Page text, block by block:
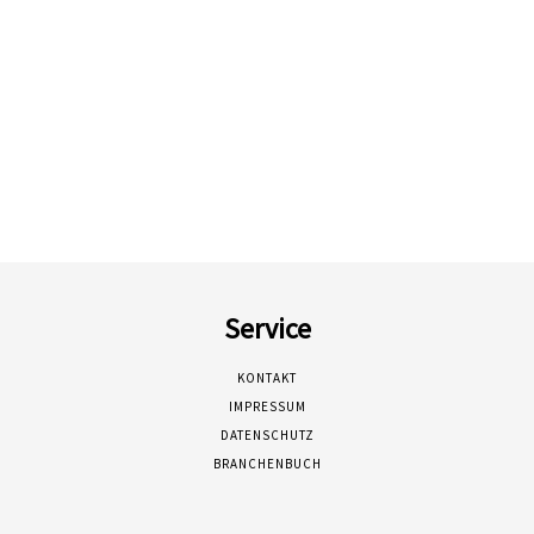
Service
KONTAKT
IMPRESSUM
DATENSCHUTZ
BRANCHENBUCH